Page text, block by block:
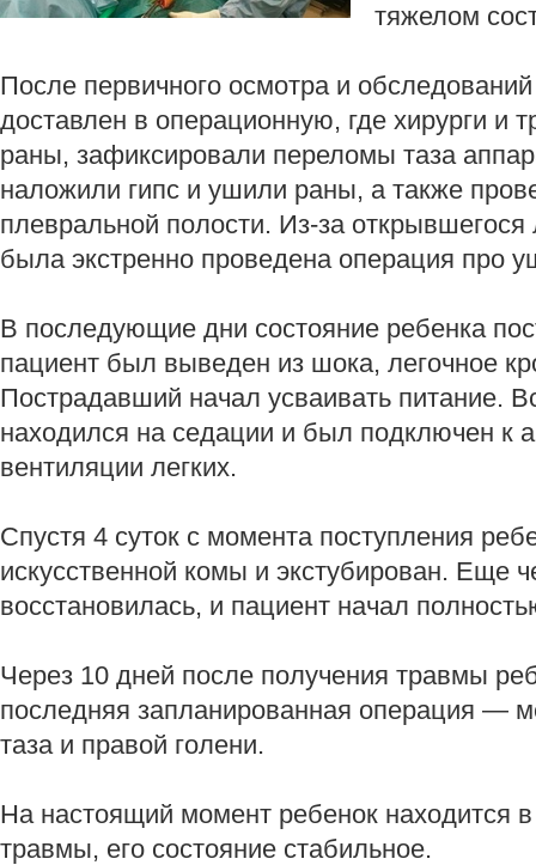
тяжелом
После первичного осмотра и
доставлен в операционную, где хирурги и
раны, зафиксировали переломы таза
наложили гипс и ушили раны, а также
плевральной полости. Из-за открывшегося
была экстренно проведена операция про
В последующие дни состояние ребенка
пациент был выведен из шока, легочное
Пострадавший начал усваивать питание.
находился на седации и был подключен к
вентиляции легких.
Спустя 4 суток с момента поступления
искусственной комы и экстубирован. Еще
восстановилась, и пациент начал
Через 10 дней после получения травмы
последняя запланированная операция —
таза и правой голени.
На настоящий момент ребенок находится
травмы, его состояние стабильное.